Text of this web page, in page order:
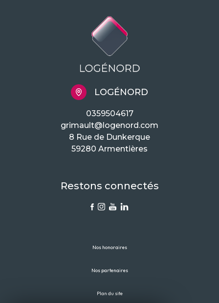
LOGÉNORD
0359504617
grimault@logenord.com
8 Rue de Dunkerque
59280 Armentières
Restons connectés
Nos honoraires
Nos partenaires
Plan du site